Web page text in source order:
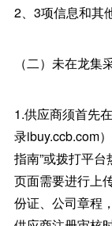
2、3项信息和其
（二）未在龙集
1.供应商须首先
录ibuy.ccb.com
指南”或拨打平
页面需要进行上
份证、公司章程